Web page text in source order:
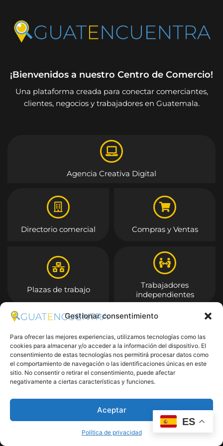
Gestionar consentimiento
Para ofrecer las mejores experiencias, utilizamos tecnologías como las
cookies para almacenar y/o acceder a la información del dispositivo. El
consentimiento de estas tecnologías nos permitirá procesar datos como
el comportamiento de navegación o las identificaciones únicas en este
sitio. No consentir o retirar el consentimiento, puede afectar
negativamente a ciertas características y funciones.
Aceptar
Política de privacidad
¡Bienvenidos a nuestro Centro de Comercio!
Una plataforma creada para conectar comerciantes,
clientes, negocios y trabajadores en Guatemala.
Agencia Creativa Digital
Directorio comercial Compras y Ventas
Plazas de trabajo
Trabajadores
independientes
Entrar
ES